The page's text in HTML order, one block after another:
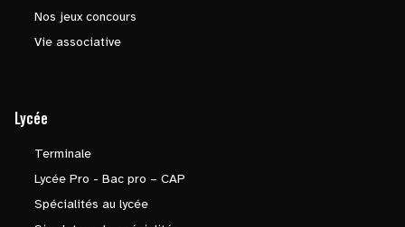
Nos jeux concours
Vie associative
Lycée
Terminale
Lycée Pro - Bac pro – CAP
Spécialités au lycée